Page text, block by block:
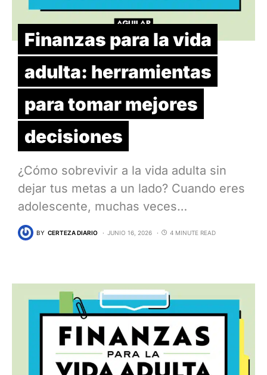
Finanzas para la vida
adulta: herramientas
para tomar mejores
decisiones
¿Cómo sobrevivir a la vida adulta sin
dejar tus metas a un lado? Cuando eres
adolescente, muchas veces…
BY CERTEZA DIARIO JUNIO 16, 2026 4 MINUTE READ